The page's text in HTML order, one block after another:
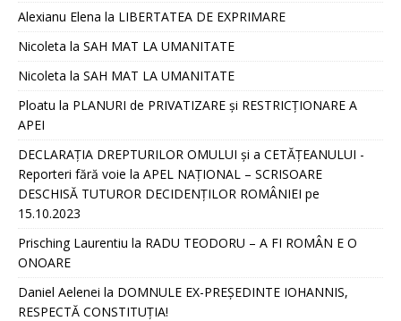
Alexianu Elena la LIBERTATEA DE EXPRIMARE
Nicoleta la SAH MAT LA UMANITATE
Nicoleta la SAH MAT LA UMANITATE
Ploatu la PLANURI de PRIVATIZARE și RESTRICȚIONARE A
APEI
DECLARAȚIA DREPTURILOR OMULUI și a CETĂȚEANULUI -
Reporteri fără voie la APEL NAȚIONAL – SCRISOARE
DESCHISĂ TUTUROR DECIDENȚILOR ROMÂNIEI pe
15.10.2023
Prisching Laurentiu la RADU TEODORU – A FI ROMÂN E O
ONOARE
Daniel Aelenei la DOMNULE EX-PREȘEDINTE IOHANNIS,
RESPECTĂ CONSTITUȚIA!